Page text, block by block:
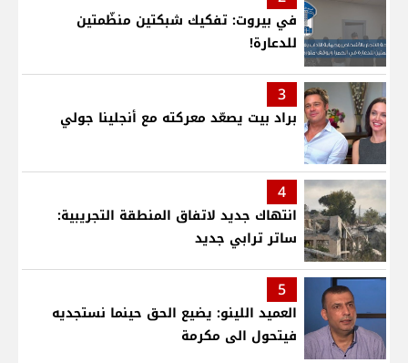
في بيروت: تفكيك شبكتين منظّمتين
للدعارة!
3
براد بيت يصعّد معركته مع أنجلينا جولي
4
انتهاك جديد لاتفاق المنطقة التجريبية:
ساتر ترابي جديد
5
العميد اللينو: يضيع الحق حينما نستجديه
فيتحول الى مكرمة